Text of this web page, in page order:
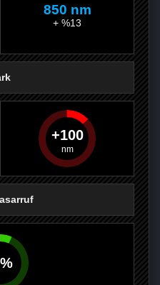
850 nm
+ %13
100
%